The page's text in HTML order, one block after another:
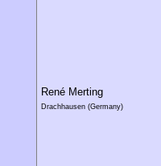
René Merting
Drachhausen (Germany)